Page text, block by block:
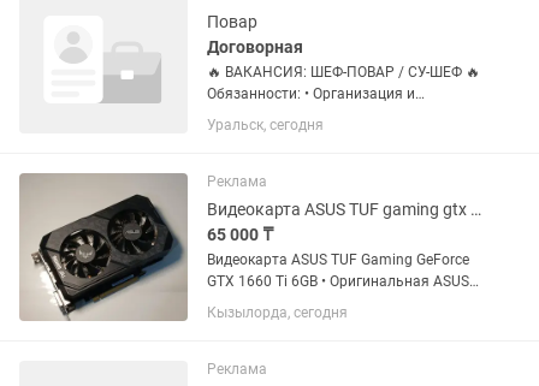
•...
Повар
Договорная
🔥 ВАКАНСИЯ: ШЕФ-ПОВАР / СУ-ШЕФ 🔥
Обязанности: • Организация и
контроль работы кухни • Разработка и
обновление меню • Контроль качества
персоналом кухни • Соблюдение...
Уральск, сегодня
Реклама
Видеокарта ASUS TUF gaming gtx 1660ti 6gb
65 000 ₸
Видеокарта ASUS TUF Gaming GeForce
GTX 1660 Ti 6GB • Оригинальная ASUS
TUF Gaming • 6 GB GDDR6 • 2
вентилятора • Полностью рабочая, без
месте, не вскрывалась •...
Кызылорда, сегодня
Реклама